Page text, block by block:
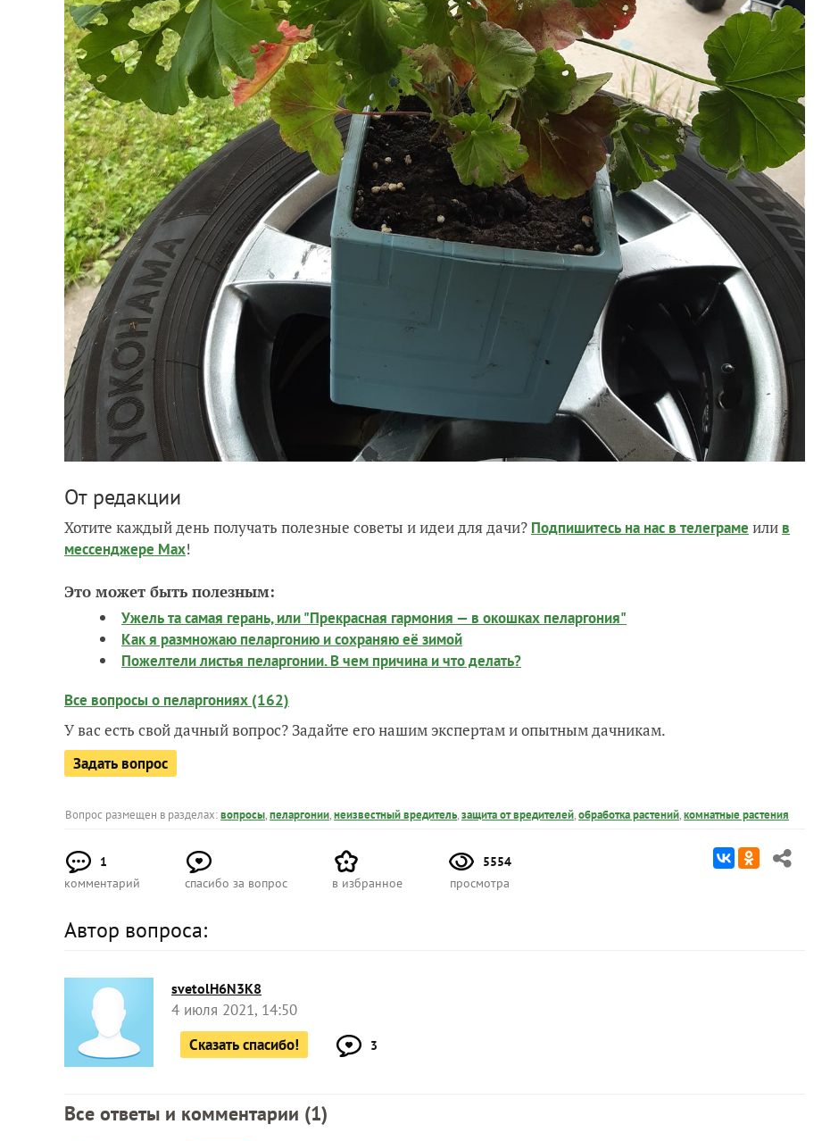
От редакции
Хотите каждый день получать полезные советы и идеи для дачи? Подпишитесь на нас в телеграме или в
мессенджере Max!
Это может быть полезным:
Ужель та самая герань, или "Прекрасная гармония — в окошках пеларгония"
Как я размножаю пеларгонию и сохраняю её зимой
Пожелтели листья пеларгонии. В чем причина и что делать?
Все вопросы о пеларгониях (162)
У вас есть свой дачный вопрос? Задайте его нашим экспертам и опытным дачникам.
Задать вопрос
Вопрос размещен в разделах:вопросы,пеларгонии,неизвестный вредитель,защита от вредителей,обработка растений,комнатные растения
1
комментарий
спасибо за вопрос в избранное
5554
просмотра
Автор вопроса:
svetolH6N3K8
4 июля 2021, 14:50
Сказать спасибо!
3
Все ответы и комментарии (1)